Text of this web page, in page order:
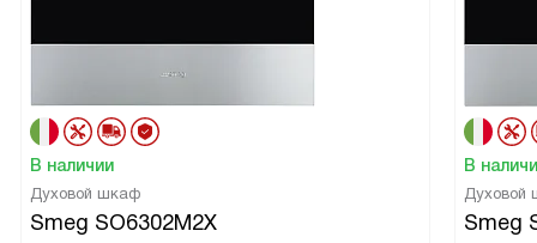
В наличии
Духовой шкаф
Smeg SO6302M2X
В
Духовой
Smeg